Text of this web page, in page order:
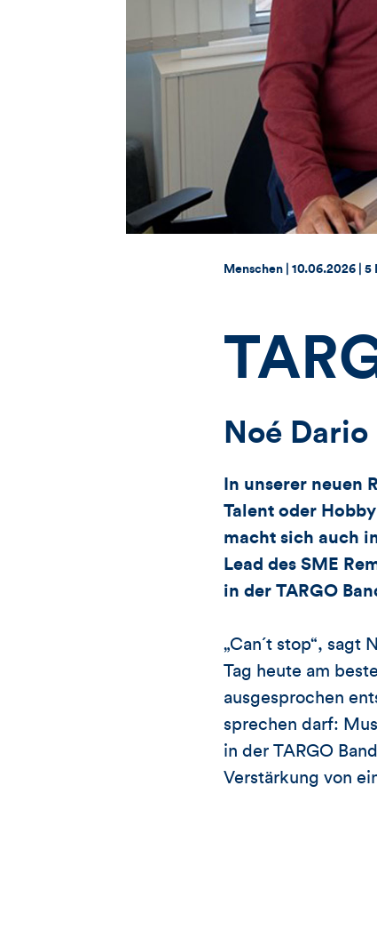
Thema:
Menschen | Datum:
10.06.2026 5
Noé
In unserer neuen
Talent oder
macht sich auch
Lead des SME
in der TARGO
„Can´t stop“, sagt
Tag heute am
ausgesprochen
sprechen darf:
in der TARGO
Verstärkung von